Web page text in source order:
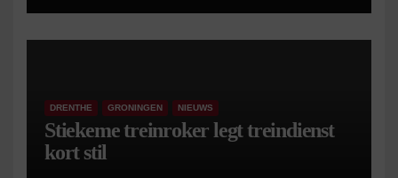
DRENTHE GRONINGEN NIEUWS
Stiekeme treinroker legt treindienst
kort stil